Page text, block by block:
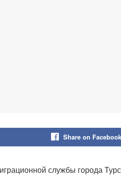
Share on Facebook
службы города